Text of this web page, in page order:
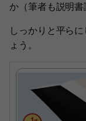
か（筆者も説明
しっかりと平ら
ょう。